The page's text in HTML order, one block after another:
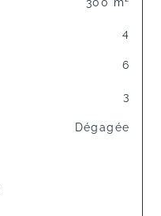
4
6
3
Dégagée